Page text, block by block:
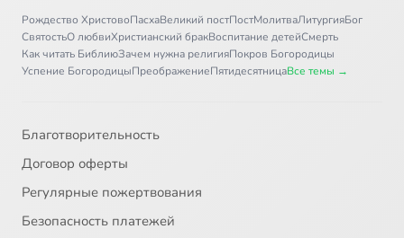
Рождество ХристовоПасхаВеликий постПостМолитваЛитургияБог
СвятостьО любвиХристианский бракВоспитание детейСмерть
Как читать БиблиюЗачем нужна религияПокров Богородицы
Успение БогородицыПреображениеПятидесятницаВсе темы →
Благотворительность
Договор оферты
Регулярные пожертвования
Безопасность платежей